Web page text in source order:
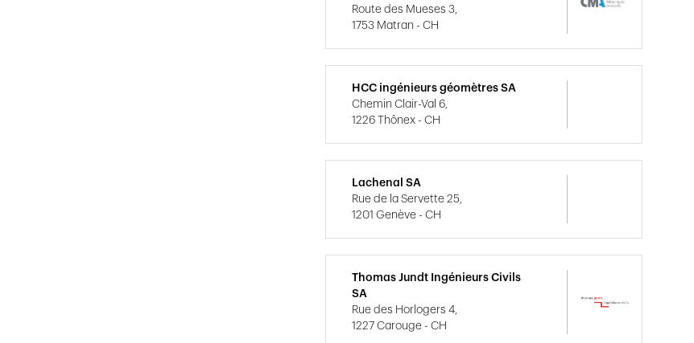
Route des Mueses 3,
1753 Matran - CH
HCC ingénieurs géomètres SA
Chemin Clair-Val 6,
1226 Thônex - CH
Lachenal SA
Rue de la Servette 25,
1201 Genève - CH
Thomas Jundt Ingénieurs Civils
SA
Rue des Horlogers 4,
1227 Carouge - CH